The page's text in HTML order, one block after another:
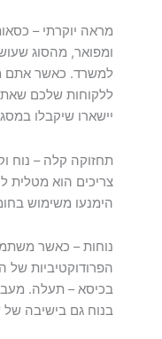
מראה יוקרתי –
ומפואר, מהסוג
למשרד. כאשר אתם
ללקוחות שלכם
יישארו שיקבלו
תחזוקה קלה – נוח
צריכים הוא מטלית
הימנעו משימוש
נוחות – כאשר
הפרודוקטיביות
בכיסא – תעלה.
בנוח גם בישיבה